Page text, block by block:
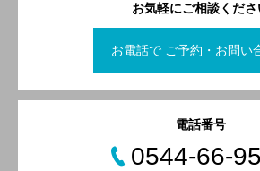
お気軽にご相談くださ
お電話で ご予約・お問い
電話番号
0544-66-